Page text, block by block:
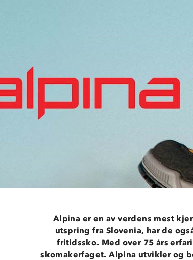
Alpina er en av verdens mest
utspring fra Slovenia, har de
fritidssko. Med over 75 års
skomakerfaget. Alpina utvikler og